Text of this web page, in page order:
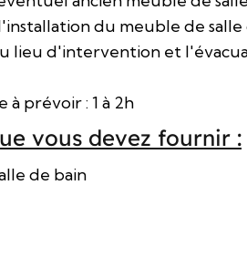
du meuble de salle
lieu d'intervention et
prévoir : 1 à 2h
vous devez fournir :
de bain